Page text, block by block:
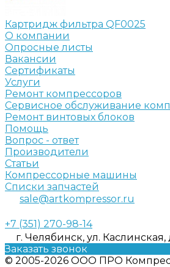
Картридж фильтра QF0025
О компании
Опросные листы
Вакансии
Сертификаты
Услуги
Ремонт компрессоров
Сервисное обслуживание
Ремонт винтовых блоков
Помощь
Вопрос - ответ
Производители
Статьи
Компрессорные машины
Списки запчастей
sale@artkompressor.ru
+7 (351) 270-98-14
г. Челябинск, ул. Каслинская,
Заказать звонок
© 2005-2026 ООО ПРО